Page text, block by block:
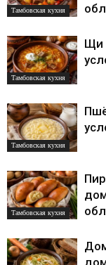
Тамбовская кухня
Тамбовская кухня
Щи
Тамбовская кухня
Тамбовская кухня